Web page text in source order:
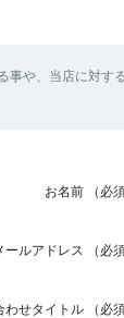
事や、当店に対す
お名前 （必
ールアドレス （必
わせタイトル （必